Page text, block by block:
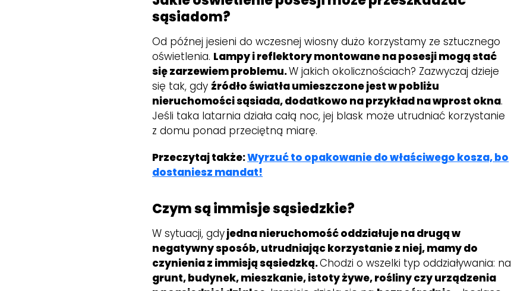
sąsiadom?
Od późnej jesieni do wczesnej wiosny dużo korzystamy ze sztucznego
oświetlenia. Lampy i reflektory montowane na posesji mogą stać
się zarzewiem problemu.W jakich okolicznościach? Zazwyczaj dzieje
się tak, gdy źródło światła umieszczone jest w pobliżu
nieruchomości sąsiada, dodatkowo na przykład na wprost okna.
Jeśli taka latarnia działa całą noc, jej blask może utrudniać korzystanie
z domu ponad przeciętną miarę.
Przeczytaj także:Wyrzuć to opakowanie do właściwego kosza, bo
dostaniesz mandat!
Czym są immisje sąsiedzkie?
W sytuacji, gdyjedna nieruchomość oddziałuje na drugą w
negatywny sposób, utrudniając korzystanie z niej, mamy do
czynienia z immisją sąsiedzką.Chodzi o wszelki typ oddziaływania: na
grunt, budynek, mieszkanie, istoty żywe, rośliny czy urządzenia